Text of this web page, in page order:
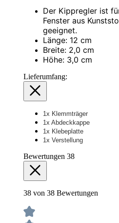
Der Kippregler ist
Fenster aus
geeignet.
Länge: 12 cm
Breite: 2,0 cm
Höhe: 3,0 cm
Lieferumfang:
1x Klemmträger
1x Abdeckkappe
1x Klebeplatte
1x Verstellung
Bewertungen 38
38 von 38 Bewertungen